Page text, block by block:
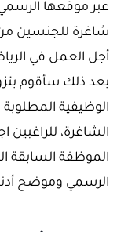
عبر موقعها
شاغرة للجنسين
أجل العمل في
بعد ذلك سأقوم
الوظيفية
الشاغرة، للراغبين
الموظفة السابقة
الرسمي وموضح